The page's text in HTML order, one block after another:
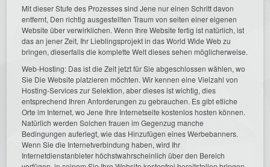
Mit dieser Stufe des Prozesses sind Jene nur einen Schritt davon
entfernt, Den richtig ausgestellten Traum von seiten einer eigenen
Website über verwirklichen. Wenn Ihre Website fertig ist natürlich, ist
das an jener Zeit, Ihr Lieblingsprojekt in das World Wide Web zu
bringen, dieserfalls die komplette Welt dieses sehen möglicherweise.
Web-Hosting: Das ist die Zeit jetzt für Sie abgeschlossen wählen, wo
Sie Die Website platzieren möchten. Wir kennen eine Vielzahl von
Hosting-Services zur Selektion, aber dieses ist wichtig, dies
entsprechend Ihren Anforderungen zu gebrauchen. Es gibt etliche
Orte im Internet, wo Jene Ihre Internetseite kostenlos hosten können.
Natürlich werden Solchen frauen im Gegenzug manche
Bedingungen auferlegt, wie das Hinzufügen eines Werbebanners.
Wenn Sie die Internetverbindung haben, wird Ihr
Internetdienstanbieter höchstwahrscheinlich über den Bereich